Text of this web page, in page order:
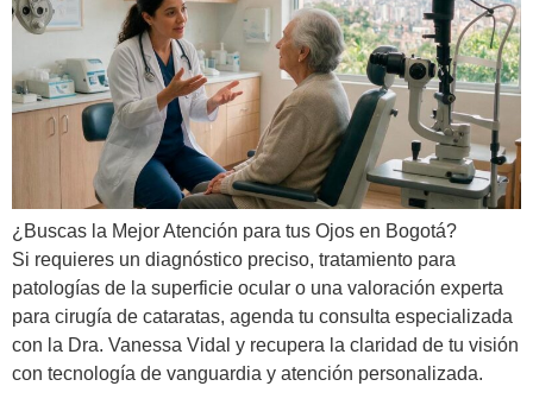
¿Buscas la Mejor Atención para tus Ojos en Bogotá?
Si requieres un diagnóstico preciso, tratamiento para
patologías de la superficie ocular o una valoración experta
para cirugía de cataratas, agenda tu consulta especializada
con la Dra. Vanessa Vidal y recupera la claridad de tu visión
con tecnología de vanguardia y atención personalizada.